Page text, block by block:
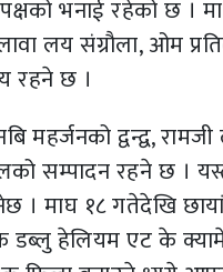
भनाई रहेको छ ।
लय संग्रौला, ओम
रहने छ ।
महर्जनको द्वन्द्व,
सम्पादन रहने छ ।
। माघ १८ गतेदेखि
डब्लु हेलियम एट के